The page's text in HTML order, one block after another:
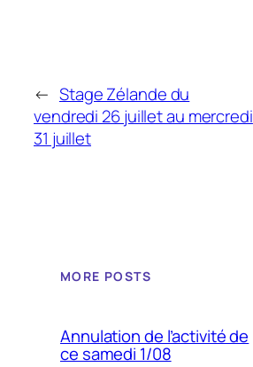
← Stage Zélande du
vendredi 26 juillet au mercredi
31 juillet
MORE POSTS
Annulation de l’activité de
ce samedi 1/08